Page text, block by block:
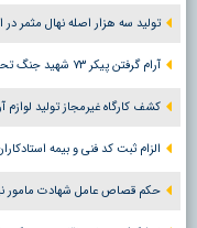
تولید سه هزار اصله نهال مثمر در
آرام گرفتن پیکر ۷۳ شهید جنگ تحمیلی در جوار امامزادگان استان البرز
کشف کارگاه غیرمجاز تولید
الزام ثبت کد فنی و بیمه
حکم قصاص عامل شهادت مامور